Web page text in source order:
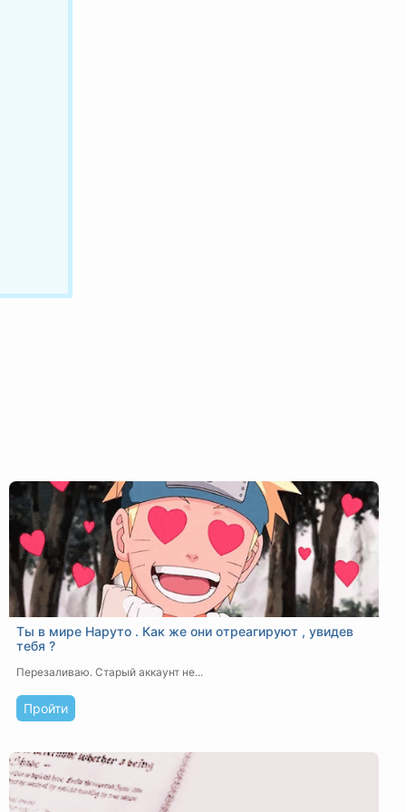
Ты в мире Наруто . Как же они отреагируют , увидев
тебя ?
Перезаливаю. Старый аккаунт не...
Пройти